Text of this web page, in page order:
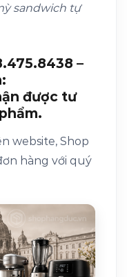
sandwich tự
–
được tư
website, Shop
hàng với quý